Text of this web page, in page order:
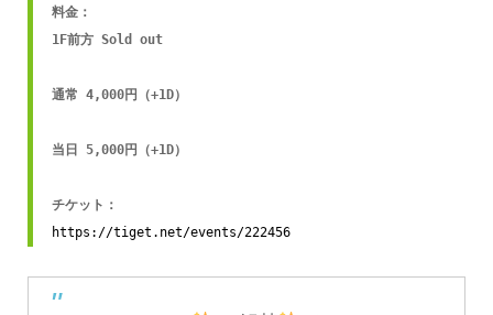
料金：
1F前方 Sold out
通常 4,000円（+1D）
当日 5,000円（+1D）
https://tiget.net/events/222456